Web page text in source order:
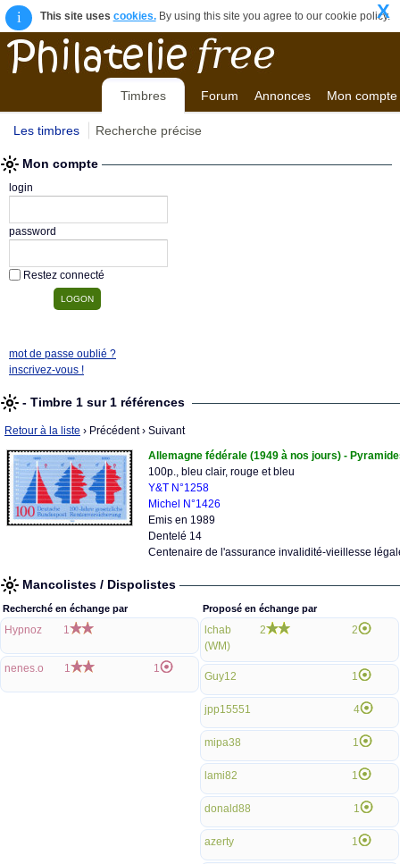
i This site uses cookies.By using this site you agree to our cookie policy.
X
Timbres Forum Annonces Mon compte
Les timbres Recherche précise
Mon compte
login
password
Restez connecté
mot de passe oublié ?
inscrivez-vous !
- Timbre 1 sur 1 références
Retour à la liste › Précédent› Suivant
Allemagne fédérale (1949 à nos jours) -
100p., bleu clair, rouge et bleu
Y&T N°1258
Michel N°1426
Emis en 1989
Dentelé 14
Centenaire de l'assurance invalidité-vieillesse
Mancolistes / Dispolistes
Recherché en échange par
Hypnoz 1
nenes.o 1 1
Proposé en échange par
lchab
(WM)
2 2
Guy12 1
jpp15551 4
mipa38 1
lami82 1
donald88 1
azerty 1